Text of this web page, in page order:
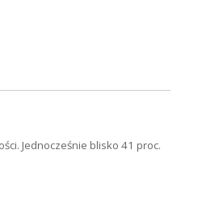
Jednocześnie blisko 41 proc.